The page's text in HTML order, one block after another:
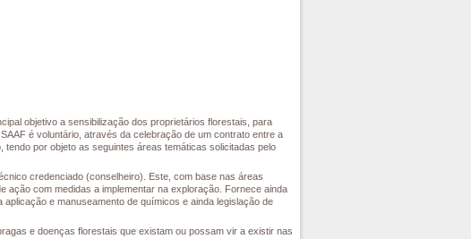
objetivo a sensibilização dos proprietários florestais, para
é voluntário, através da celebração de um contrato entre a
por objeto as seguintes áreas temáticas solicitadas pelo
credenciado (conselheiro). Este, com base nas áreas
ação com medidas a implementar na exploração. Fornece ainda
e manuseamento de químicos e ainda legislação de
e doenças florestais que existam ou possam vir a existir nas